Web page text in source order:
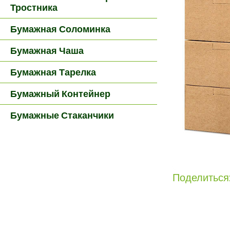
Тростника
Бумажная Соломинка
Бумажная Чаша
Бумажная Тарелка
Бумажный Контейнер
Бумажные Стаканчики
Поделиться: